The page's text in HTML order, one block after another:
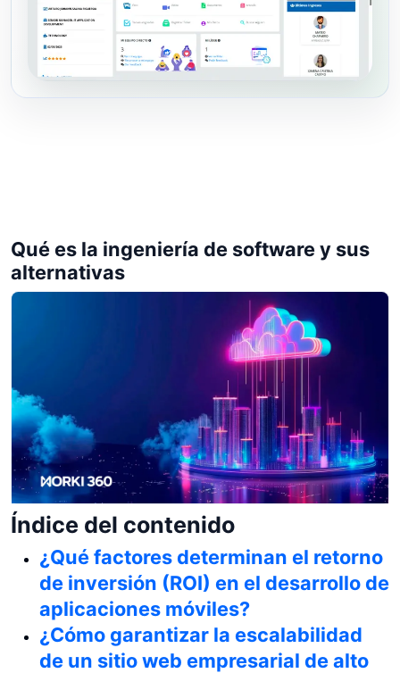
Qué es la ingeniería de software y sus
alternativas
Índice del contenido
¿Qué factores determinan el retorno
de inversión (ROI) en el desarrollo de
aplicaciones móviles?
¿Cómo garantizar la escalabilidad
de un sitio web empresarial de alto